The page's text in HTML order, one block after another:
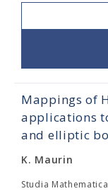
Mappings of
applications
and elliptic
K. Maurin
Studia